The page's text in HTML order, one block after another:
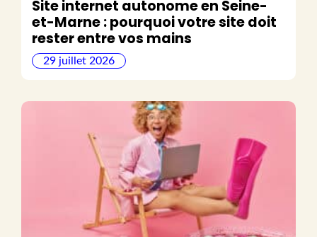
Site internet autonome en Seine-
et-Marne : pourquoi votre site doit
rester entre vos mains
29 juillet 2026